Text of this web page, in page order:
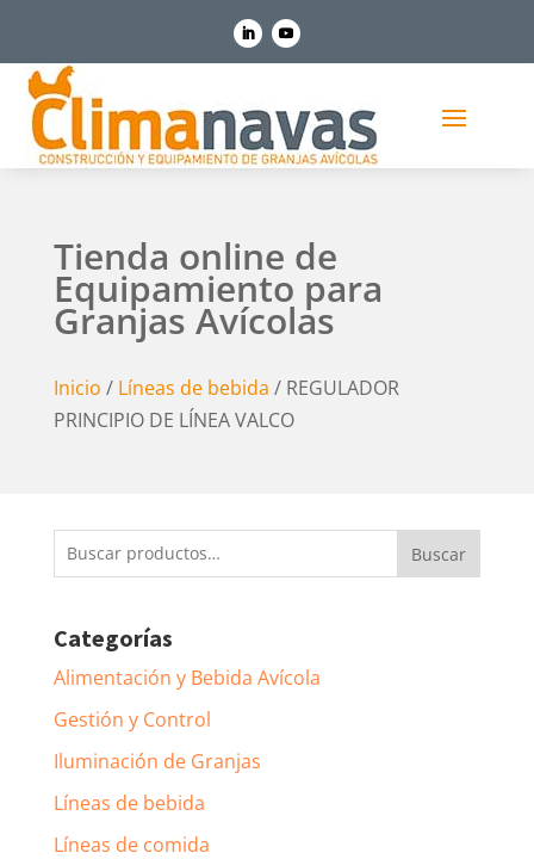
Tienda online de
Equipamiento para
Granjas Avícolas
Inicio / Líneas de bebida / REGULADOR
PRINCIPIO DE LÍNEA VALCO
Buscar
por:
Buscar
Categorías
Alimentación y Bebida Avícola
Gestión y Control
Iluminación de Granjas
Líneas de bebida
Líneas de comida